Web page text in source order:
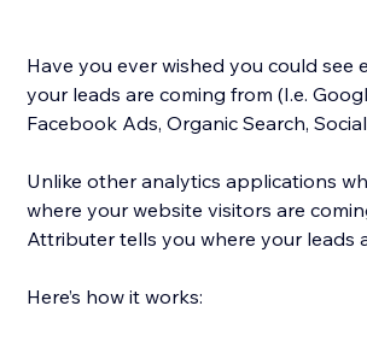
Have you ever wished you could see
your leads are coming from (I.e.
Facebook Ads, Organic Search,
Unlike other analytics applications
where your website visitors are
Attributer tells you where your leads
Here’s how it works: